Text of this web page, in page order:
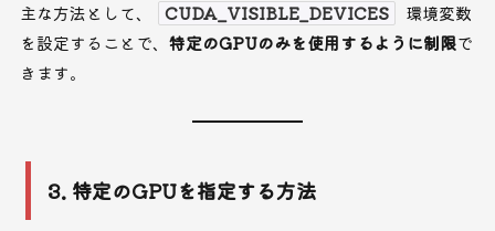
主な方法として、 CUDA_VISIBLE_DEVICES
環境変数
を設定することで、 特定のGPUのみを使用するように制限で
きます。
3. 特定のGPUを指定する方法